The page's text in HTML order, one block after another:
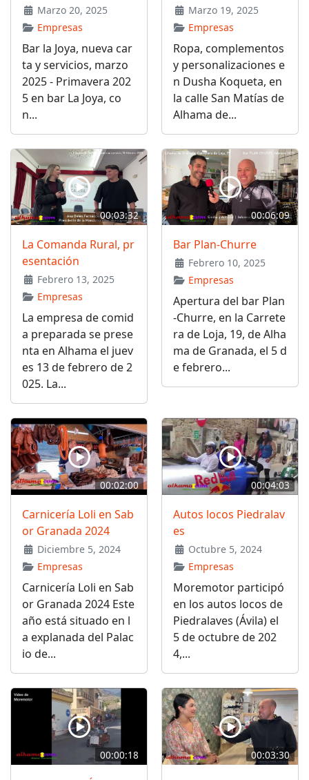
Marzo 20, 2025
Empresas
Bar la Joya, nueva car
ta y servicios, marzo
2025 - Primavera 202
5 en bar La Joya, co
n...
Marzo 19, 2025
Empresas
Ropa, complementos
y personalizaciones e
n Dusha Koqueta, en
la calle San Matías de
Alhama de...
00:03:32
La Comanda Rural, pr
esentación
Febrero 13, 2025
Empresas
La empresa de comid
a preparada se prese
nta en Alhama el juev
es 13 de febrero de 2
025. La...
00:06:09
Bar Plan-Churre
Febrero 10, 2025
Empresas
Apertura del bar Plan
-Churre, en la Carrete
ra de Loja, 19, de Alha
ma de Granada, el 5 d
e febrero...
00:02:00
Carnicería Loli en Sab
or Granada 2024
Diciembre 5, 2024
Empresas
Carnicería Loli en Sab
or Granada 2024 Este
año está situado en l
a explanada del Palac
io de...
00:04:03
Autos locos Piedralav
es
Octubre 5, 2024
Empresas
Moremotor participó
en los autos locos de
Piedralaves (Ávila) el
5 de octubre de 202
4,...
00:00:18 00:03:30